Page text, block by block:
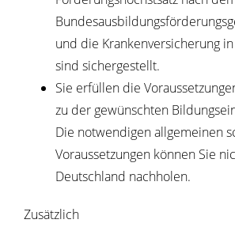
und die Krankenversicherung
sind sichergestellt.
Sie erfüllen die
zu der gewünschten
Die notwendigen allgemeinen
Voraussetzungen können Sie
Deutschland nachholen.
Zusätzlich